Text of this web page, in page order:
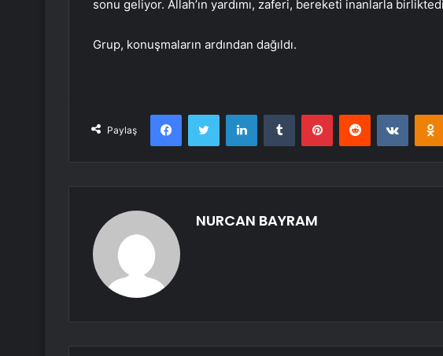
sonu geliyor. Allah’ın yardımı, zaferi, bereketi inanlarla
Grup, konuşmaların ardından dağıldı.
Paylaş
FacebookTwitter LinkedInTumblr PinterestReddit
NURCAN BAYRAM